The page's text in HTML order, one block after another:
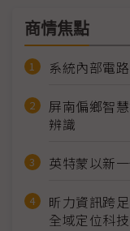
商情焦點
系統內部電
屏南偏鄉智
辨識
英特蒙以新
昕力資訊跨
全域定位科技